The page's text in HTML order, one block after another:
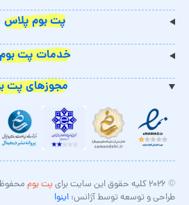
پت بوم پلاس
خدمات پت بوم
مجوزهای پت
© ۲۰۲۶ کلیه حقوق این سایت برای پت بوم
طراحی و توسعه توسط آژانس: اینوا